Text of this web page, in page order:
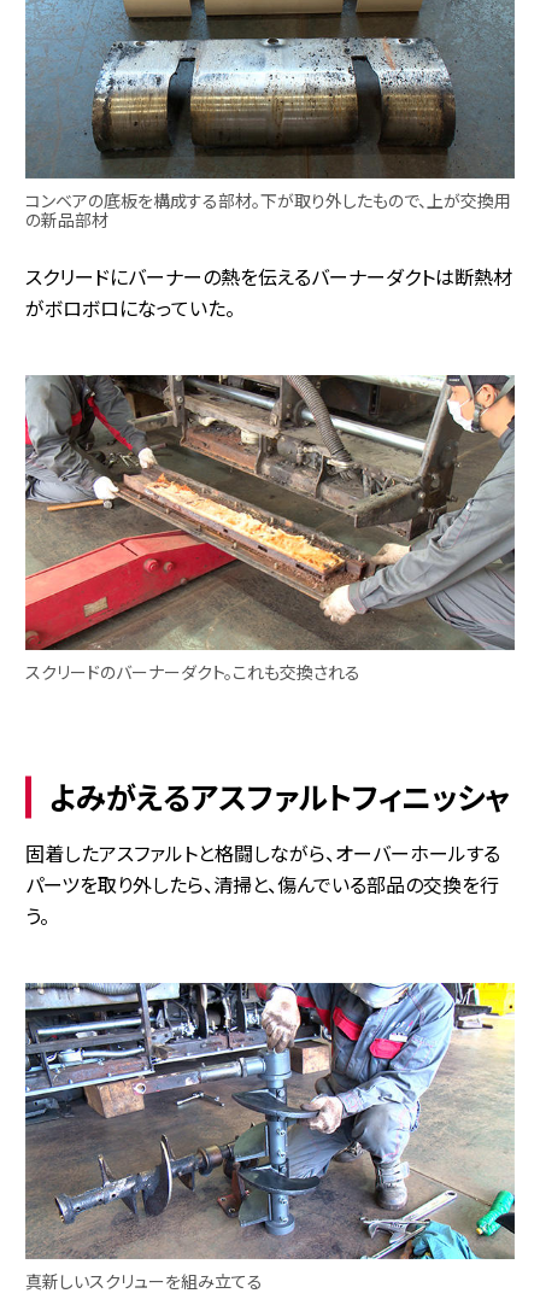
コンベアの底板を構成する部材。下が取り外したもので、上が交換用
の新品部材
スクリードにバーナーの熱を伝えるバーナーダクトは断熱材
がボロボロになっていた。
スクリードのバーナーダクト。これも交換される
よみがえるアスファルトフィニッシャ
固着したアスファルトと格闘しながら、オーバーホールする
パーツを取り外したら、清掃と、傷んでいる部品の交換を行
う。
真新しいスクリューを組み立てる